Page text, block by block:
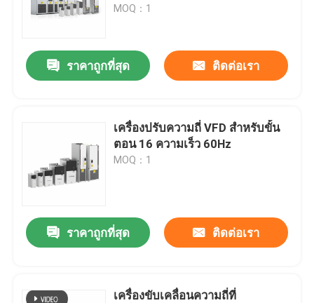
MOQ：1
ราคาถูกที่สุด ติดต่อเรา
เครื่องปรับความถี่ VFD สําหรับขั้น
ตอน 16 ความเร็ว 60Hz
MOQ：1
ราคาถูกที่สุด ติดต่อเรา
เครื่องขับเคลื่อนความถี่ที่